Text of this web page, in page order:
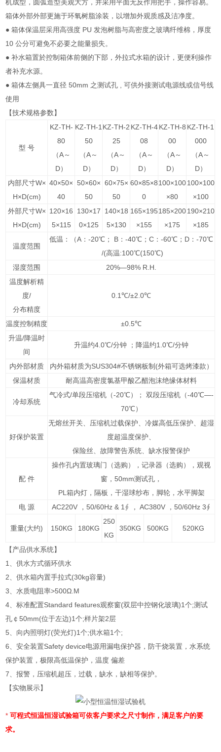
机成型，圆弧造型美观大方，并采用平面无反作用把手，操作容易。
箱体外部外部更施于环氧树脂涂装，以增加外观质感及洁净度。
● 箱体保温层采用高强度 PU 发泡树脂与高密度之玻璃纤维棉，厚度
10 公分可避免不必要之能量损失。
● 补水箱置於控制箱体前侧的下部，外拉式水箱的设计，更便利操作
者补充水源。
● 箱体左侧具一直径 50mm 之测试孔 , 可供外接测试电源线或信号线
使用
【技术规格参数】
型 号
KZ-TH-
80
（A～
D）
KZ-TH-1
50
（A～
D）
KZ-TH-2
25
（A～
D）
KZ-TH-4
08
（A～
D）
KZ-TH-8
00
（A～
D）
KZ-TH-1
000
（A～
D）
内部尺寸W×
H×D(cm)
40×50×
40
50×60×
50
60×75×
50
60×85×8
0
100×100
×80
100×100
×100
外部尺寸W×
H×D(cm)
120×16
5×115
130×17
0×125
140×18
5×130
165×195
×155
185×200
×175
190×210
×185
温度范围
低温：（A：-20℃； B：-40℃；C：-60℃； D ：-70℃
/(高温:100℃(150℃)
湿度范围
20%—98% R.H.
温度解析精
度/
分布精度
0.1℃/±2.0℃
温度控制精度
±0.5℃
升温/降温时
间
升温约4.0℃/分钟 ；降温约1.0℃/分钟
内外部材质 内外箱材质为SUS304#不锈钢板制 (外箱可选烤漆款）
保温材质
耐高温高密度氯基甲酸乙醋泡沫绝缘体材料
冷却系统
气冷式/单段压缩机（-20℃）； 双段压缩机（-40℃—-
70℃）
好保护装置
无熔丝开关、压缩机过载保护、冷媒高低压保护、超湿
度超温度保护、
保险丝、故障警告系统、缺水报警保护
配 件
操作孔内置玻璃门（选购），记录器（选购），观视
窗，50mm测试孔，
PL箱内灯，隔板，干湿球纱布，脚轮，水平脚架
电 源
AC220V ，50/60Hz & 1∮ ， AC380V ，50/60Hz 3∮
重量(大约) 150KG 180KG
250
KG
350KG 500KG 520KG
【产品供水系统】
1、供水方式循环供水
2、供水箱内置手拉式(30kg容量)
3、水质电阻率>500Ω.M
4、标准配置Standard features观察窗(双层中控钢化玻璃)1个;测试
孔￠50mm(位于左边)1个;样片架2层
5、向内照明灯(荧光灯)1个;供水箱1个;
6、安全装置Safety device电源用漏电保护器，防干烧装置，水系统
保护装置，极限高低温保护，温度 偏差
7、报警，压缩机超压，过载，缺水，缺相等保护。
【实物展示】
* 可程式恒温恒湿试验箱可依客户要求之尺寸制作，满足客户的要
求。